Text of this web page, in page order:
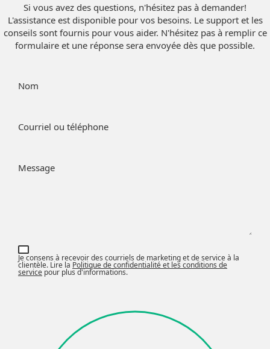
Si vous avez des questions, n'hésitez pas à demander!
L'assistance est disponible pour vos besoins. Le support et les
conseils sont fournis pour vous aider. N'hésitez pas à remplir ce
formulaire et une réponse sera envoyée dès que possible.
Nom
Courriel ou téléphone
Message
Je consens à recevoir des courriels de marketing et de service à la
clientèle. Lire la Politique de confidentialité et les conditions de
service pour plus d'informations.